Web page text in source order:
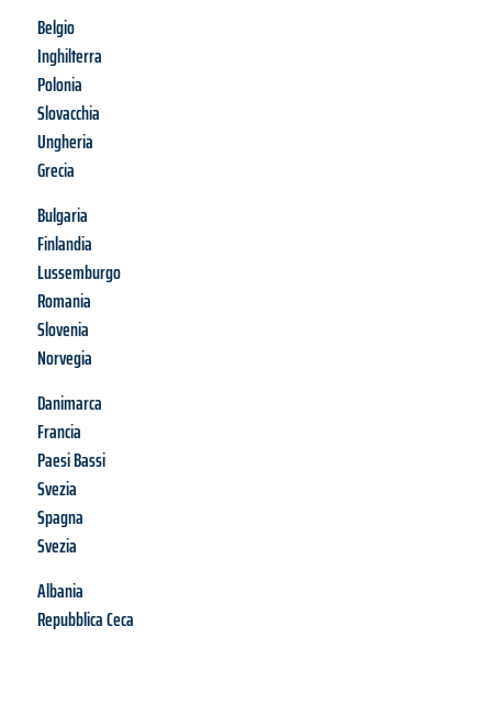
Belgio
Inghilterra
Polonia
Slovacchia
Ungheria
Grecia
Bulgaria
Finlandia
Lussemburgo
Romania
Slovenia
Norvegia
Danimarca
Francia
Paesi Bassi
Svezia
Spagna
Svezia
Albania
Repubblica Ceca